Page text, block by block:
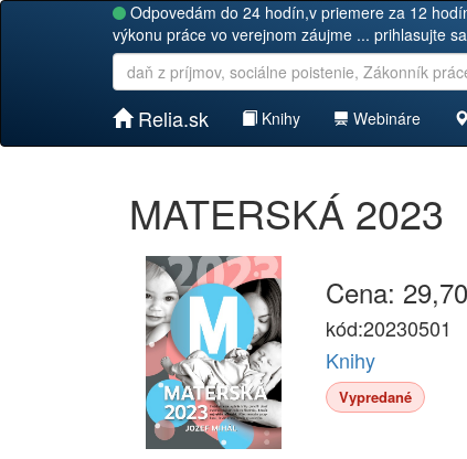
Odpovedám do 24 hodín,v priemere za 12
výkonu práce vo verejnom záujme ... prihlasujte
Relia.sk Knihy Webináre
MATERSKÁ 2023
Cena:
kód:20230501
Knihy
Vypredané